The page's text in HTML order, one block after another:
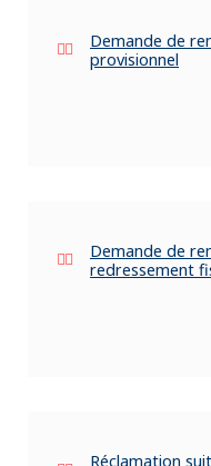
Demande de
provisionnel
Demande de
redressement
Réclamation